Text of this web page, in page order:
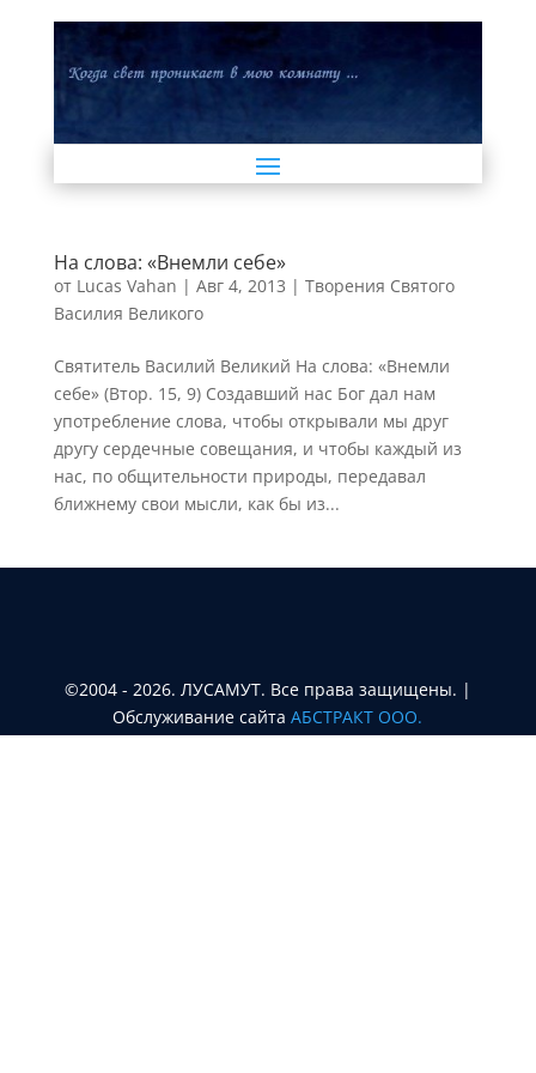
На слова: «Внемли себе»
от Lucas Vahan | Авг 4, 2013 | Творения Святого
Василия Великого
Святитель Василий Великий На слова: «Внемли
себе» (Втор. 15, 9) Создавший нас Бог дал нам
употребление слова, чтобы открывали мы друг
другу сердечные совещания, и чтобы каждый из
нас, по общительности природы, передавал
ближнему свои мысли, как бы из...
©2004 - 2026. ЛУСАМУТ. Все права защищены. |
Oбслуживание сайтаАБСТРАКТ ООО.